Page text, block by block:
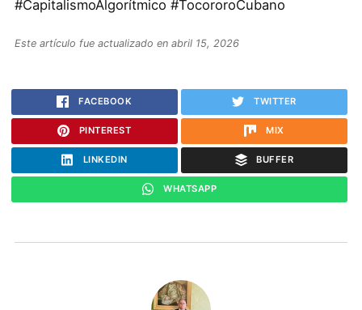
#CapitalismoAlgorítmico #TocororoCubano
Este artículo fue actualizado en abril 15, 2026
FACEBOOK TWITTER
PINTEREST MIX
LINKEDIN BUFFER
WHATSAPP